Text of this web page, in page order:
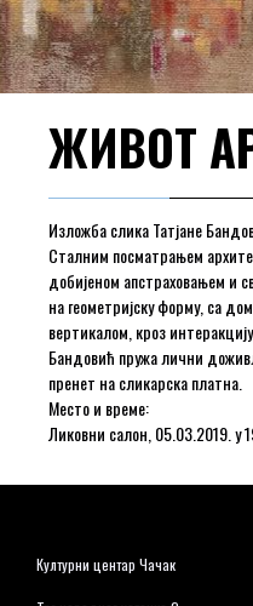
ЖИВОТ
Изложба слика Татјане
Сталним посматрањем
добијеном апстраховањем и
на геометријску форму, са
вертикалом, кроз
Бандовић пружа лични
пренет на сликарска платна.
Место и време:
Ликовни салон, 05.03.2019. у
Културни центар Чачак